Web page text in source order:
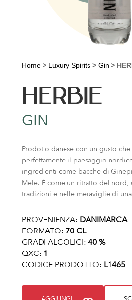
Home> Luxury Spirits> Gin >
HERBIE
GIN
Prodotto danese con un gusto
perfettamente il paesaggio
ingredienti come bacche di
Mele. È come un ritratto del nord,
tradizioni e nelle meraviglie di
PROVENIENZA: DANIMARCA
FORMATO: 70 CL
GRADI ALCOLICI: 40 %
QXC: 1
CODICE PRODOTTO: L1465